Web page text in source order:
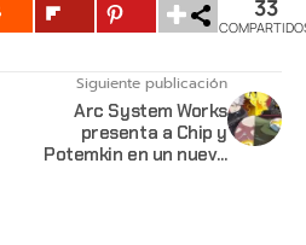
33
Siguiente publicación
Arc System Works
presenta a Chip y
Potemkin en un nuevo